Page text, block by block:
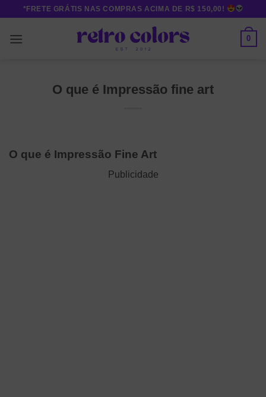
content
*FRETE GRÁTIS NAS COMPRAS ACIMA DE R$ 150,00!
0
O que é Impressão fine art
O que é Impressão Fine Art
Publicidade